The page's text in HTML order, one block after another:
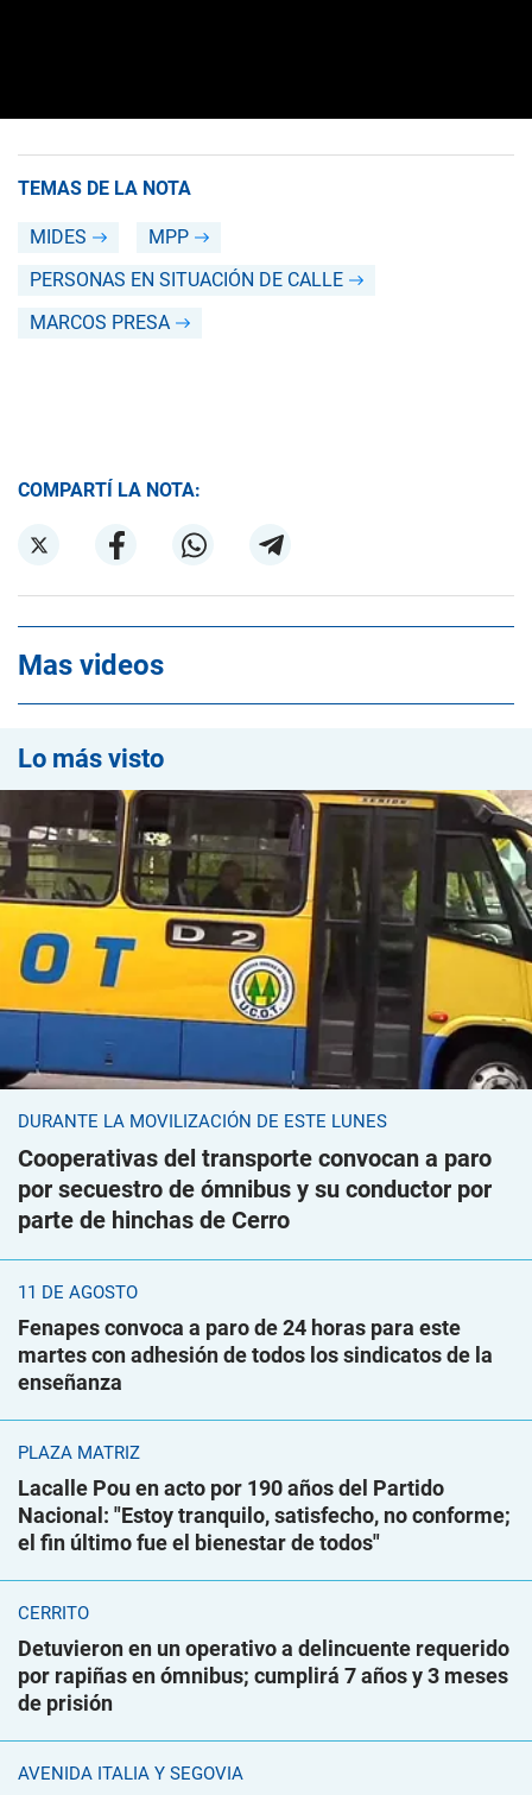
TEMAS DE LA NOTA
MIDES
MPP
PERSONAS EN SITUACIÓN DE CALLE
MARCOS PRESA
COMPARTÍ LA NOTA:
Mas videos
Lo más visto
DURANTE LA MOVILIZACIÓN DE ESTE LUNES
Cooperativas del transporte convocan a paro
por secuestro de ómnibus y su conductor por
parte de hinchas de Cerro
11 DE AGOSTO
Fenapes convoca a paro de 24 horas para este
martes con adhesión de todos los sindicatos de la
enseñanza
PLAZA MATRIZ
Lacalle Pou en acto por 190 años del Partido
Nacional: "Estoy tranquilo, satisfecho, no conforme;
el fin último fue el bienestar de todos"
CERRITO
Detuvieron en un operativo a delincuente requerido
por rapiñas en ómnibus; cumplirá 7 años y 3 meses
de prisión
AVENIDA ITALIA Y SEGOVIA